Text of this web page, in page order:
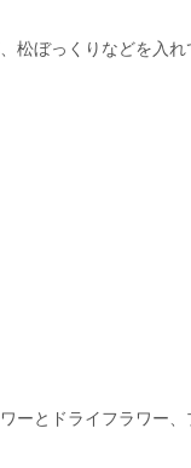
松ぼっくりなどを入れ
ーとドライフラワー